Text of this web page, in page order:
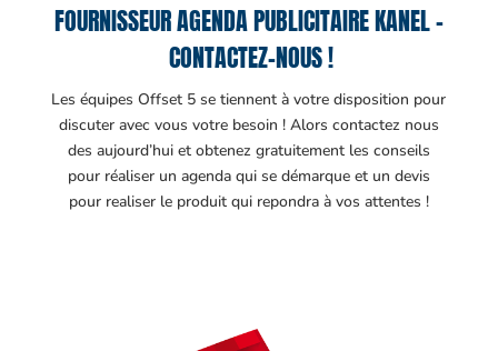
FOURNISSEUR AGENDA PUBLICITAIRE KANEL –
CONTACTEZ-NOUS !
Les équipes Offset 5 se tiennent à votre disposition pour
discuter avec vous votre besoin ! Alors contactez nous
des aujourd’hui et obtenez gratuitement les conseils
pour réaliser un agenda qui se démarque et un devis
pour realiser le produit qui repondra à vos attentes !